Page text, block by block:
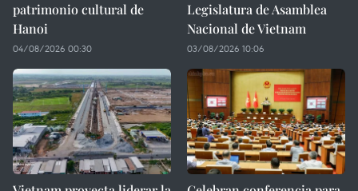
patrimonio cultural de
Hanoi
04/08/2026 00:30
Legislatura de Asamblea
Nacional de Vietnam
03/08/2026 10:06